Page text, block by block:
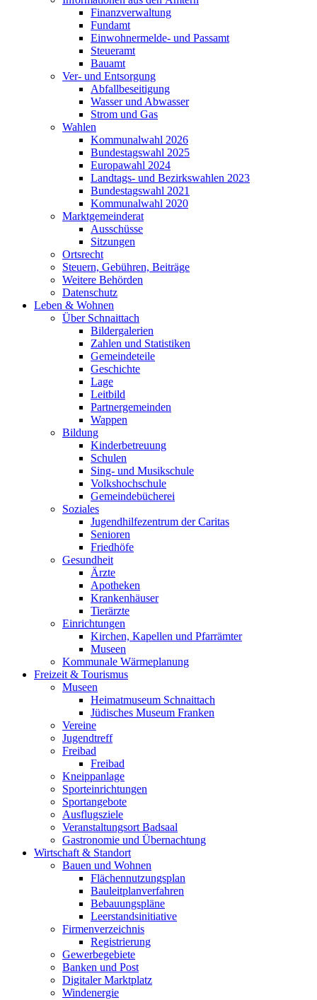
Finanzverwaltung
Fundamt
Einwohnermelde- und Passamt
Steueramt
Bauamt
Ver- und Entsorgung
Abfallbeseitigung
Wasser und Abwasser
Strom und Gas
Wahlen
Kommunalwahl 2026
Bundestagswahl 2025
Europawahl 2024
Landtags- und Bezirkswahlen 2023
Bundestagswahl 2021
Kommunalwahl 2020
Marktgemeinderat
Ausschüsse
Sitzungen
Ortsrecht
Steuern, Gebühren, Beiträge
Weitere Behörden
Datenschutz
Leben & Wohnen
Über Schnaittach
Bildergalerien
Zahlen und Statistiken
Gemeindeteile
Geschichte
Lage
Leitbild
Partnergemeinden
Wappen
Bildung
Kinderbetreuung
Schulen
Sing- und Musikschule
Volkshochschule
Gemeindebücherei
Soziales
Jugendhilfezentrum der Caritas
Senioren
Friedhöfe
Gesundheit
Ärzte
Apotheken
Krankenhäuser
Tierärzte
Einrichtungen
Kirchen, Kapellen und Pfarrämter
Museen
Kommunale Wärmeplanung
Freizeit & Tourismus
Museen
Heimatmuseum Schnaittach
Jüdisches Museum Franken
Vereine
Jugendtreff
Freibad
Freibad
Kneippanlage
Sporteinrichtungen
Sportangebote
Ausflugsziele
Veranstaltungsort Badsaal
Gastronomie und Übernachtung
Wirtschaft & Standort
Bauen und Wohnen
Flächennutzungsplan
Bauleitplanverfahren
Bebauungspläne
Leerstandsinitiative
Firmenverzeichnis
Registrierung
Gewerbegebiete
Banken und Post
Digitaler Marktplatz
Windenergie